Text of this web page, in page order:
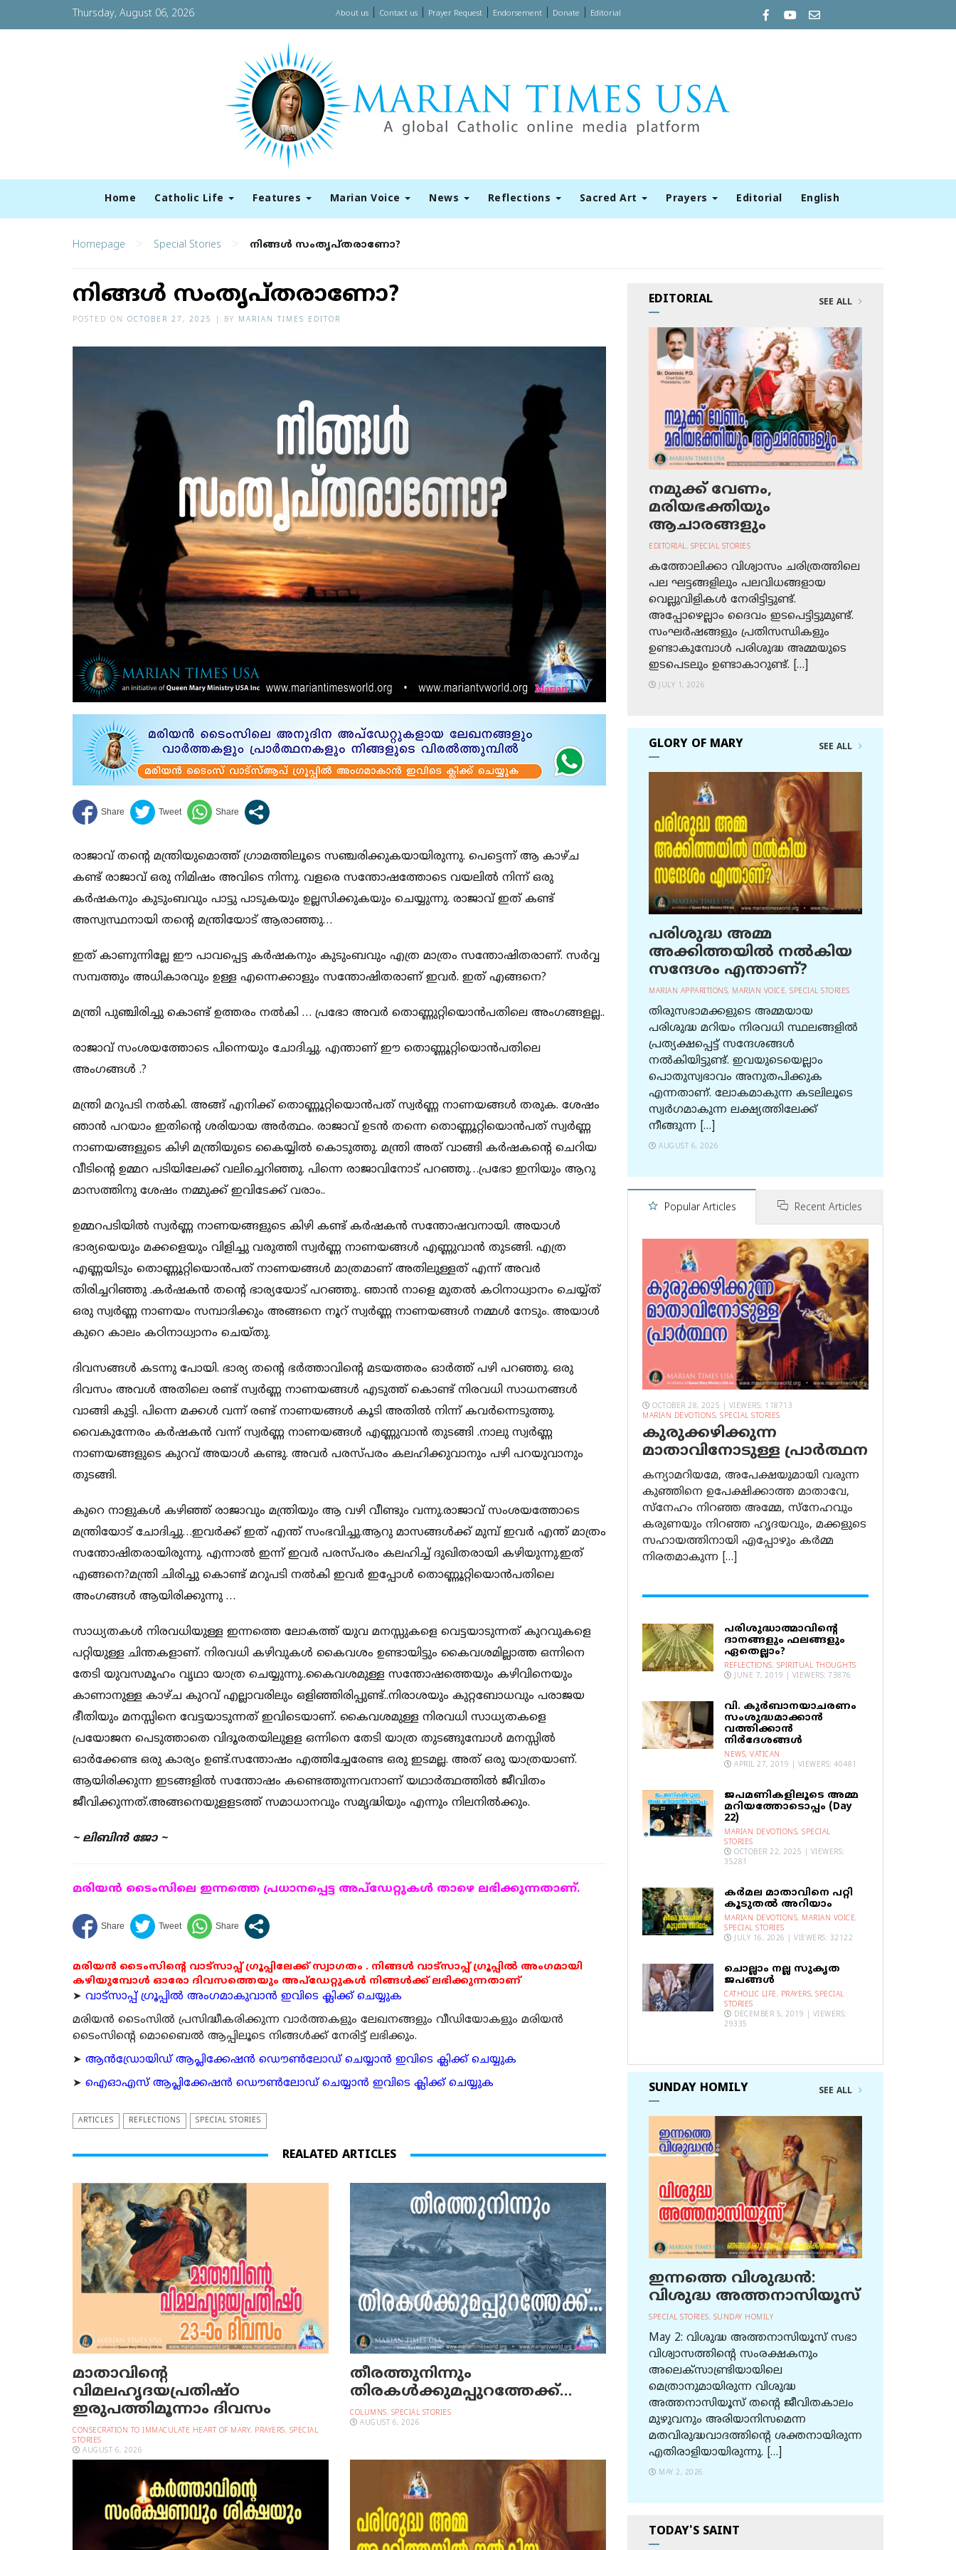
Thursday, August 06, 2026 About us| Contact us| Prayer Request| Endorsement| Donate Editorial
Home Catholic Life Features Marian Voice News Reflections Sacred Art Prayers Editorial English
Homepage > Special Stories > നിങ്ങൾ സംതൃപ്തരാണോ?
നിങ്ങൾ സംതൃപ്തരാണോ?
POSTED ON OCTOBER 27, 2025 BY MARIAN TIMES EDITOR
രാജാവ് തന്റെ മന്ത്രിയുമൊത്ത് ഗ്രാമത്തിലൂടെ സഞ്ചരിക്കുകയായിരുന്നു. പെട്ടെന്ന് ആ കാഴ്ച
കണ്ട് രാജാവ് ഒരു നിമിഷം അവിടെ നിന്നു. വളരെ സന്തോഷത്തോടെ വയലിൽ നിന്ന് ഒരു
കർഷകനും കുടുംബവും പാട്ടു പാടുകയും ഉല്ലസിക്കുകയും ചെയ്യുന്നു. രാജാവ് ഇത് കണ്ട്
അസ്വസ്ഥനായി തന്റെ മന്ത്രിയോട് ആരാഞ്ഞു…
ഇത് കാണുന്നില്ലേ ഈ പാവപ്പെട്ട കർഷകനും കുടുംബവും എത്ര മാത്രം സന്തോഷിതരാണ്. സർവ്വ
സമ്പത്തും അധികാരവും ഉള്ള എന്നെക്കാളും സന്തോഷിതരാണ് ഇവർ. ഇത് എങ്ങനെ?
മന്ത്രി പുഞ്ചിരിച്ചു കൊണ്ട് ഉത്തരം നൽകി … പ്രഭോ അവർ തൊണ്ണുറ്റിയൊൻപതിലെ അംഗങ്ങളല്ല..
രാജാവ് സംശയത്തോടെ പിന്നെയും ചോദിച്ചു. എന്താണ് ഈ തൊണ്ണൂറ്റിയൊൻപതിലെ
അംഗങ്ങൾ .?
മന്ത്രി മറുപടി നൽകി. അങ്ങ് എനിക്ക് തൊണ്ണൂറ്റിയൊൻപത് സ്വർണ്ണ നാണയങ്ങൾ തരുക. ശേഷം
ഞാൻ പറയാം ഇതിന്റെ ശരിയായ അർത്ഥം. രാജാവ് ഉടൻ തന്നെ തൊണ്ണൂറ്റിയൊൻപത് സ്വർണ്ണ
നാണയങ്ങളുടെ കിഴി മന്ത്രിയുടെ കൈയ്യിൽ കൊടുത്തു. മന്ത്രി അത് വാങ്ങി കർഷകന്റെ ചെറിയ
വീടിന്റെ ഉമ്മറ പടിയിലേക്ക് വലിച്ചെറിഞ്ഞു. പിന്നെ രാജാവിനോട് പറഞ്ഞു…പ്രഭോ ഇനിയും ആറു
മാസത്തിനു ശേഷം നമ്മുക്ക് ഇവിടേക്ക് വരാം..
ഉമ്മറപടിയിൽ സ്വർണ്ണ നാണയങ്ങളുടെ കിഴി കണ്ട് കർഷകൻ സന്തോഷവനായി. അയാൾ
ഭാര്യയെയും മക്കളെയും വിളിച്ചു വരുത്തി സ്വർണ്ണ നാണയങ്ങൾ എണ്ണുവാൻ തുടങ്ങി. എത്ര
എണ്ണയിടും തൊണ്ണൂറ്റിയൊൻപത് നാണയങ്ങൾ മാത്രമാണ് അതിലുള്ളത് എന്ന് അവർ
തിരിച്ചറിഞ്ഞു .കർഷകൻ തന്റെ ഭാര്യയോട് പറഞ്ഞു.. ഞാൻ നാളെ മുതൽ കഠിനാധ്വാനം ചെയ്യ്ത്
ഒരു സ്വർണ്ണ നാണയം സമ്പാദിക്കും അങ്ങനെ നൂറ് സ്വർണ്ണ നാണയങ്ങൾ നമ്മൾ നേടും. അയാൾ
കുറെ കാലം കഠിനാധ്വാനം ചെയ്തു.
ദിവസങ്ങൾ കടന്നു പോയി. ഭാര്യ തന്റെ ഭർത്താവിന്റെ മടയത്തരം ഓർത്ത് പഴി പറഞ്ഞു. ഒരു
ദിവസം അവൾ അതിലെ രണ്ട് സ്വർണ്ണ നാണയങ്ങൾ എടുത്ത് കൊണ്ട് നിരവധി സാധനങ്ങൾ
വാങ്ങി കുട്ടി. പിന്നെ മക്കൾ വന്ന് രണ്ട് നാണയങ്ങൾ കൂടി അതിൽ നിന്ന് കവർന്നെടുത്തു.
വൈകുന്നേരം കർഷകൻ വന്ന് സ്വർണ്ണ നാണയങ്ങൾ എണ്ണുവാൻ തുടങ്ങി .നാലു സ്വർണ്ണ
നാണയങ്ങളുടെ കുറവ് അയാൾ കണ്ടു. അവർ പരസ്പരം കലഹിക്കുവാനും പഴി പറയുവാനും
തുടങ്ങി.
കുറെ നാളുകൾ കഴിഞ്ഞ് രാജാവും മന്ത്രിയും ആ വഴി വീണ്ടും വന്നു.രാജാവ് സംശയത്തോടെ
മന്ത്രിയോട് ചോദിച്ചു…ഇവർക്ക് ഇത് എന്ത് സംഭവിച്ചു.ആറു മാസങ്ങൾക്ക് മുമ്പ് ഇവർ എന്ത് മാത്രം
സന്തോഷിതരായിരുന്നു. എന്നാൽ ഇന്ന് ഇവർ പരസ്പരം കലഹിച്ച് ദുഖിതരായി കഴിയുന്നു.ഇത്
എങ്ങനെ?മന്ത്രി ചിരിച്ചു കൊണ്ട് മറുപടി നൽകി ഇവർ ഇപ്പോൾ തൊണ്ണൂറ്റിയൊൻപതിലെ
അംഗങ്ങൾ ആയിരിക്കുന്നു …
സാധ്യതകൾ നിരവധിയുള്ള ഇന്നത്തെ ലോകത്ത് യുവ മനസ്സുകളെ വെട്ടയാടുന്നത് കുറവുകളെ
പറ്റിയുള്ള ചിന്തകളാണ്. നിരവധി കഴിവുകൾ കൈവശം ഉണ്ടായിട്ടും കൈവശമില്ലാത്ത ഒന്നിനെ
തേടി യുവസമൂഹം വൃഥാ യാത്ര ചെയ്യുന്നു..കൈവശമുള്ള സന്തോഷത്തെയും കഴിവിനെയും
കാണാനുള്ള കാഴ്ച കുറവ് എല്ലാവരിലും ഒളിഞ്ഞിരിപ്പുണ്ട്..നിരാശയും കുറ്റബോധവും പരാജയ
ഭീതിയും മനസ്സിനെ വേട്ടയാടുന്നത് ഇവിടെയാണ്. കൈവശമുള്ള നിരവധി സാധ്യതകളെ
പ്രയോജന പെടുത്താതെ വിദൂരതയിലുളള ഒന്നിനെ തേടി യാത്ര തുടങ്ങുമ്പോൾ മനസ്സിൽ
ഓർക്കേണ്ട ഒരു കാര്യം ഉണ്ട്.സന്തോഷം എത്തിച്ചേരേണ്ട ഒരു ഇടമല്ല. അത് ഒരു യാത്രയാണ്.
ആയിരിക്കുന്ന ഇടങ്ങളിൽ സന്തോഷം കണ്ടെത്തുന്നവനാണ് യഥാർത്ഥത്തിൽ ജീവിതം
ജീവിക്കുന്നത്.അങ്ങനെയുളളടത്ത് സമാധാനവും സമൃദ്ധിയും എന്നും നിലനിൽക്കും.
~ ലിബിന്‍ ജോ ~
മരിയന്‍ ടൈംസിലെ ഇന്നത്തെ പ്രധാനപ്പെട്ട അപ്ഡേറ്റുകള്‍ താഴെ ലഭിക്കുന്നതാണ്.
മരിയൻ ടൈംസിന്റെ വാട്സാപ്പ് ഗ്രൂപ്പിലേക്ക് സ്വാഗതം . നിങ്ങൾ വാട്സാപ്പ് ഗ്രൂപ്പിൽ അംഗമായി
കഴിയുമ്പോൾ ഓരോ ദിവസത്തെയും അപ്ഡേറ്റുകൾ നിങ്ങൾക്ക് ലഭിക്കുന്നതാണ്
➤ വാട്സാപ്പ് ഗ്രൂപ്പിൽ അംഗമാകുവാൻ ഇവിടെ ക്ലിക്ക് ചെയ്യുക
മരിയന്‍ ടൈംസില്‍ പ്രസിദ്ധീകരിക്കുന്ന വാര്‍ത്തകളും ലേഖനങ്ങളും വീഡിയോകളും മരിയന്‍
ടൈംസിന്റെ മൊബൈല്‍ ആപ്പിലൂടെ നിങ്ങള്‍ക്ക് നേരിട്ട് ലഭിക്കും.
➤ ആന്‍ഡ്രോയിഡ് ആപ്ലിക്കേഷന്‍ ഡൌണ്‍ലോഡ് ചെയ്യാന്‍ ഇവിടെ ക്ലിക്ക് ചെയ്യുക
➤ ഐഓഎസ് ആപ്ലിക്കേഷന്‍ ഡൌണ്‍ലോഡ് ചെയ്യാന്‍ ഇവിടെ ക്ലിക്ക് ചെയ്യുക
ARTICLES REFLECTIONS SPECIAL STORIES
REALATED ARTICLES
മാതാവിന്റെ
വിമലഹൃദയപ്രതിഷ്ഠ
ഇരുപത്തിമൂന്നാം ദിവസം
CONSECRATION TO IMMACULATE HEART OF MARY, PRAYERS, SPECIAL
STORIES
AUGUST 6, 2026
തീരത്തുനിന്നും
തിരകള്‍ക്കുമപ്പുറത്തേക്ക്…
COLUMNS, SPECIAL STORIES
AUGUST 6, 2026
EDITORIAL SEE ALL
നമുക്ക് വേണം,
മരിയഭക്തിയും
ആചാരങ്ങളും
EDITORIAL, SPECIAL STORIES
കത്തോലിക്കാ വിശ്വാസം ചരിത്രത്തിലെ
പല ഘട്ടങ്ങളിലും പലവിധങ്ങളായ
വെല്ലുവിളികള്‍ നേരിട്ടിട്ടുണ്ട്.
അപ്പോഴെല്ലാം ദൈവം ഇടപെട്ടിട്ടുമുണ്ട്.
സംഘര്‍ഷങ്ങളും പ്രതിസന്ധികളും
ഉണ്ടാകുമ്പോള്‍ പരിശുദ്ധ അമ്മയുടെ
ഇടപെടലും ഉണ്ടാകാറുണ്ട്. […]
JULY 1, 2026
GLORY OF MARY SEE ALL
പരിശുദ്ധ അമ്മ
അക്കിത്തയില്‍ നല്‍കിയ
സന്ദേശം എന്താണ്?
MARIAN APPARITIONS, MARIAN VOICE, SPECIAL STORIES
തിരുസഭാമക്കളുടെ അമ്മയായ
പരിശുദ്ധ മറിയം നിരവധി സ്ഥലങ്ങളിൽ
പ്രത്യക്ഷപ്പെട്ട് സന്ദേശങ്ങൾ
നൽകിയിട്ടുണ്ട്. ഇവയുടെയെല്ലാം
പൊതുസ്വഭാവം അനുതപിക്കുക
എന്നതാണ്. ലോകമാകുന്ന കടലിലൂടെ
സ്വർഗമാകുന്ന ലക്ഷ്യത്തിലേക്ക്
നീങ്ങുന്ന […]
AUGUST 6, 2026
Popular Articles Recent Articles
OCTOBER 28, 2025 | VIEWERS: 118713
MARIAN DEVOTIONS, SPECIAL STORIES
കുരുക്കഴിക്കുന്ന
മാതാവിനോടുള്ള പ്രാര്‍ത്ഥന
കന്യാമറിയമേ, അപേക്ഷയുമായി വരുന്ന
കുഞ്ഞിനെ ഉപേക്ഷിക്കാത്ത മാതാവേ,
സ്നേഹം നിറഞ്ഞ അമ്മേ, സ്നേഹവും
കരുണയും നിറഞ്ഞ ഹൃദയവും, മക്കളുടെ
സഹായത്തിനായി എപ്പോഴും കർമ്മ
നിരതമാകുന്ന […]
പരിശുദ്ധാത്മാവിന്റെ
ദാനങ്ങളും ഫലങ്ങളും
ഏതെല്ലാം?
REFLECTIONS, SPIRITUAL THOUGHTS
JUNE 7, 2019 | VIEWERS: 73876
വി. കുര്‍ബാനയാചരണം
സംശുദ്ധമാക്കാന്‍
വത്തിക്കാന്‍
നിര്‍ദേശങ്ങള്‍
NEWS, VATICAN
APRIL 27, 2019 | VIEWERS: 40481
ജപമണികളിലൂടെ അമ്മ
മറിയത്തോടൊപ്പം (Day
22)
MARIAN DEVOTIONS, SPECIAL
STORIES
OCTOBER 22, 2025 | VIEWERS:
35281
കര്‍മല മാതാവിനെ പറ്റി
കൂടുതല്‍ അറിയാം
MARIAN DEVOTIONS, MARIAN VOICE,
SPECIAL STORIES
JULY 16, 2026 | VIEWERS: 32122
ചൊല്ലാം നല്ല സുകൃത
ജപങ്ങൾ
CATHOLIC LIFE, PRAYERS, SPECIAL
STORIES
DECEMBER 5, 2019 | VIEWERS:
29335
SUNDAY HOMILY SEE ALL
ഇന്നത്തെ വിശുദ്ധന്‍:
വിശുദ്ധ അത്തനാസിയൂസ്
SPECIAL STORIES, SUNDAY HOMILY
May 2: വിശുദ്ധ അത്തനാസിയൂസ് സഭാ
വിശ്വാസത്തിന്റെ സംരക്ഷകനും
അലെക്സാണ്ട്രിയായിലെ
മെത്രാനുമായിരുന്ന വിശുദ്ധ
അത്തനാസിയൂസ് തന്റെ ജീവിതകാലം
മുഴുവനും അരിയാനിസമെന്ന
മതവിരുദ്ധവാദത്തിന്റെ ശക്തനായിരുന്ന
എതിരാളിയായിരുന്നു. […]
MAY 2, 2026
TODAY'S SAINT